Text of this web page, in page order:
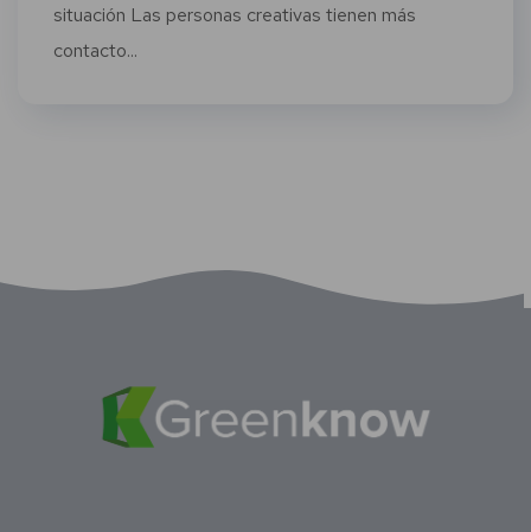
situación Las personas creativas tienen más
contacto...